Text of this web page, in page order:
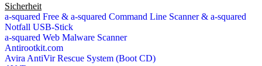
Sicherheit
a-squared Free & a-squared Command Line Scanner & a-squared
Notfall USB-Stick
a-squared Web Malware Scanner
Antirootkit.com
Avira AntiVir Rescue System (Boot CD)